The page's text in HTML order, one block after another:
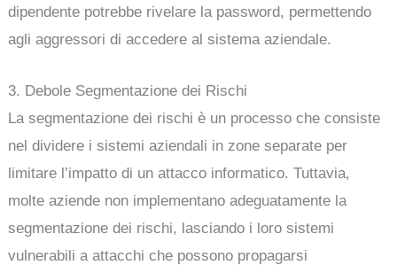
dipendente potrebbe rivelare la password, permettendo
agli aggressori di accedere al sistema aziendale.
3. Debole Segmentazione dei Rischi
La segmentazione dei rischi è un processo che consiste
nel dividere i sistemi aziendali in zone separate per
limitare l’impatto di un attacco informatico. Tuttavia,
molte aziende non implementano adeguatamente la
segmentazione dei rischi, lasciando i loro sistemi
vulnerabili a attacchi che possono propagarsi